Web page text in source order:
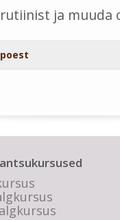
ja muuda